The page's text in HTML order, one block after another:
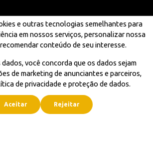
e outras tecnologias semelhantes para
em nossos serviços, personalizar nossa
conteúdo de seu interesse.
você concorda que os dados sejam
de marketing de anunciantes e parceiros,
de privacidade e proteção de dados.
Aceitar Rejeitar